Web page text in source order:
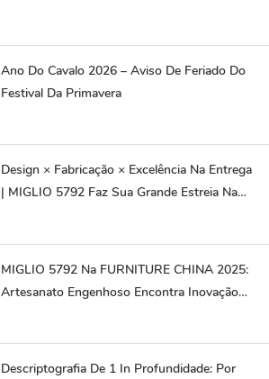
Ano Do Cavalo 2026 – Aviso De Feriado Do
Festival Da Primavera
Design × Fabricação × Excelência Na Entrega
| MIGLIO 5792 Faz Sua Grande Estreia Na
MIGLIO 5792 Na FURNITURE CHINA 2025:
Artesanato Engenhoso Encontra Inovação
Descriptografia De 1 In Profundidade: Por